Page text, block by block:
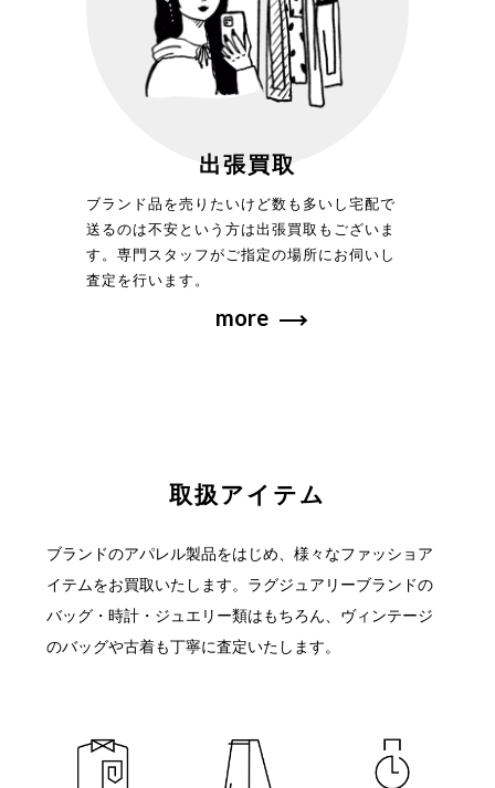
出張買取
ブランド品を売りたいけど数も多いし宅配で
送るのは不安という方は出張買取もございま
す。専門スタッフがご指定の場所にお伺いし
査定を行います。
more
取扱アイテム
ブランドのアパレル製品をはじめ、様々なファッショア
イテムをお買取いたします。 ラグジュアリーブランドの
バッグ・時計・ジュエリー類はもちろん、ヴィンテージ
のバッグや古着も丁寧に査定いたします。